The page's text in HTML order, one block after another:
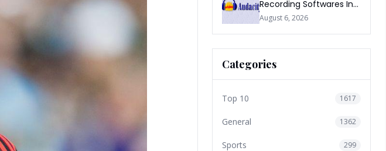
Recording Softwares In
2026
August 6, 2026
Categories
Top 10 1617
General 1362
Sports 299